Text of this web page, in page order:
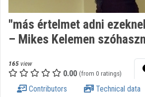
Organization discovery
Categories
"más értelmet adni
– Mikes Kelemen
165 view
0.00 (from 0 ratings)
Contributors Technical data